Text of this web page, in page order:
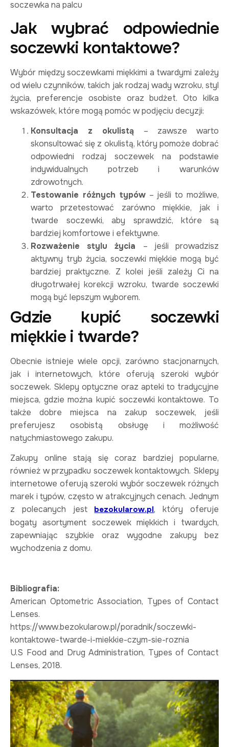
Jak wybrać odpowiednie
soczewki kontaktowe?
Wybór między soczewkami miękkimi a twardymi zależy
od wielu czynników, takich jak rodzaj wady wzroku, styl
życia, preferencje osobiste oraz budżet. Oto kilka
wskazówek, które mogą pomóc w podjęciu decyzji:
Konsultacja z okulistą – zawsze warto
skonsultować się z okulistą, który pomoże dobrać
odpowiedni rodzaj soczewek na podstawie
indywidualnych potrzeb i warunków
zdrowotnych.
Testowanie różnych typów– jeśli to możliwe,
warto przetestować zarówno miękkie, jak i
twarde soczewki, aby sprawdzić, które są
bardziej komfortowe i efektywne.
Rozważenie stylu życia – jeśli prowadzisz
aktywny tryb życia, soczewki miękkie mogą być
bardziej praktyczne. Z kolei jeśli zależy Ci na
długotrwałej korekcji wzroku, twarde soczewki
mogą być lepszym wyborem.
Gdzie kupić soczewki
miękkie i twarde?
Obecnie istnieje wiele opcji, zarówno stacjonarnych,
jak i internetowych, które oferują szeroki wybór
soczewek. Sklepy optyczne oraz apteki to tradycyjne
miejsca, gdzie można kupić soczewki kontaktowe. To
także dobre miejsca na zakup soczewek, jeśli
preferujesz osobistą obsługę i możliwość
natychmiastowego zakupu.
Zakupy online stają się coraz bardziej popularne,
również w przypadku soczewek kontaktowych. Sklepy
internetowe oferują szeroki wybór soczewek różnych
marek i typów, często w atrakcyjnych cenach. Jednym
z polecanych jest bezokularow.pl, który oferuje
bogaty asortyment soczewek miękkich i twardych,
zapewniając szybkie oraz wygodne zakupy bez
wychodzenia z domu.
Bibliografia:
American Optometric Association, Types of Contact
Lenses.
https://www.bezokularow.pl/poradnik/soczewki-
kontaktowe-twarde-i-miekkie-czym-sie-roznia
U.S Food and Drug Administration, Types of Contact
Lenses, 2018.